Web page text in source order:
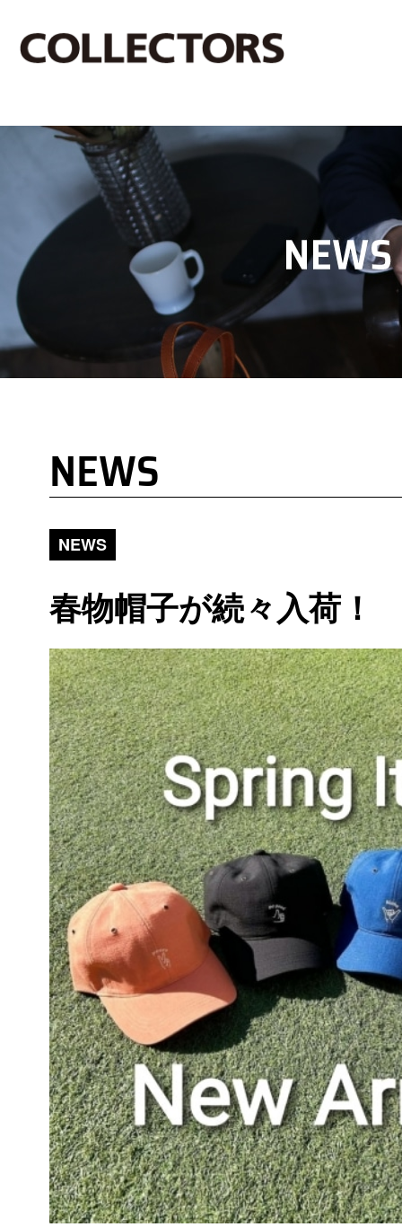
NEWS
NEWS
春物帽子が続々入荷！